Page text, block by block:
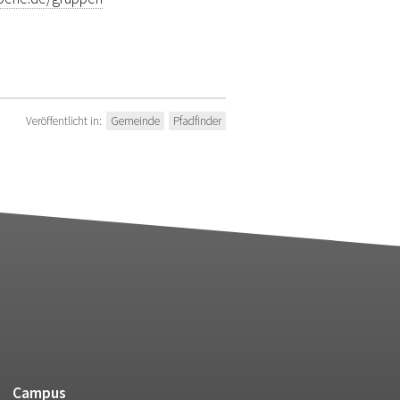
Veröffentlicht in: Gemeinde Pfadfinder
Campus